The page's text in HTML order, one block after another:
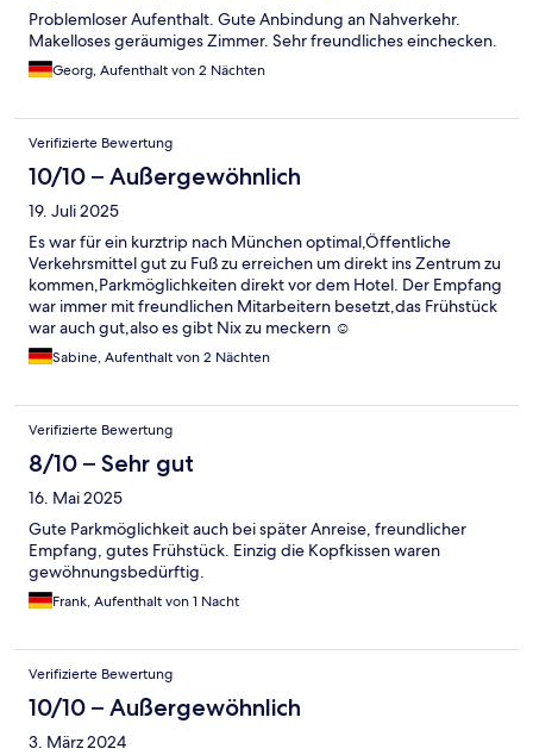
Problemloser Aufenthalt. Gute Anbindung an Nahverkehr.
Makelloses geräumiges Zimmer. Sehr freundliches einchecken.
Georg, Aufenthalt von 2 Nächten
Verifizierte Bewertung
10/10 – Außergewöhnlich
19. Juli 2025
Es war für ein kurztrip nach München optimal,Öffentliche
Verkehrsmittel gut zu Fuß zu erreichen um direkt ins Zentrum zu
kommen,Parkmöglichkeiten direkt vor dem Hotel. Der Empfang
war immer mit freundlichen Mitarbeitern besetzt,das Frühstück
war auch gut,also es gibt Nix zu meckern ☺️
Sabine, Aufenthalt von 2 Nächten
Verifizierte Bewertung
8/10 – Sehr gut
16. Mai 2025
Gute Parkmöglichkeit auch bei später Anreise, freundlicher
Empfang, gutes Frühstück. Einzig die Kopfkissen waren
gewöhnungsbedürftig.
Frank, Aufenthalt von 1 Nacht
Verifizierte Bewertung
10/10 – Außergewöhnlich
3. März 2024